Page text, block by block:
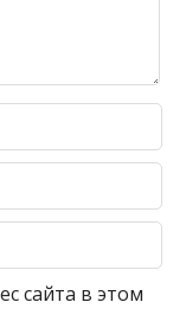
сайта в этом